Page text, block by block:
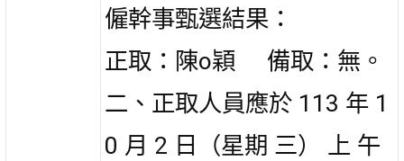
僱幹事甄選結果：
正取：陳o穎 備取：無。
二、正取人員應於 113 年 1
0 月 2 日（星期 三） 上 午